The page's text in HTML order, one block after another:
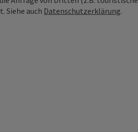
Siehe auch Datenschutzerklärung.